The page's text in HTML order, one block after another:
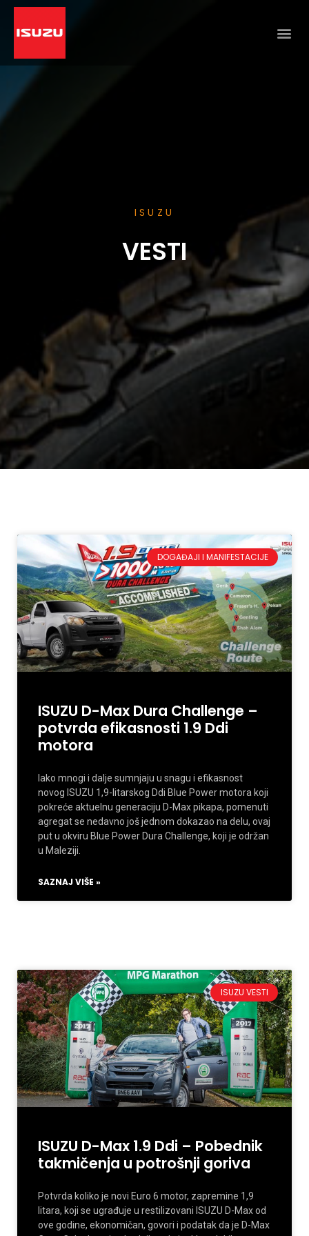
ISUZU
VESTI
DOGAĐAJI I MANIFESTACIJE
ISUZU D-Max Dura Challenge –
potvrda efikasnosti 1.9 Ddi
motora
Iako mnogi i dalje sumnjaju u snagu i efikasnost
novog ISUZU 1,9-litarskog Ddi Blue Power motora koji
pokreće aktuelnu generaciju D-Max pikapa, pomenuti
agregat se nedavno još jednom dokazao na delu, ovaj
put u okviru Blue Power Dura Challenge, koji je održan
u Maleziji.
SAZNAJ VIŠE »
ISUZU VESTI
ISUZU D-Max 1.9 Ddi – Pobednik
takmičenja u potrošnji goriva
Potvrda koliko je novi Euro 6 motor, zapremine 1,9
litara, koji se ugrađuje u restilizovani ISUZU D-Max od
ove godine, ekonomičan, govori i podatak da je D-Max